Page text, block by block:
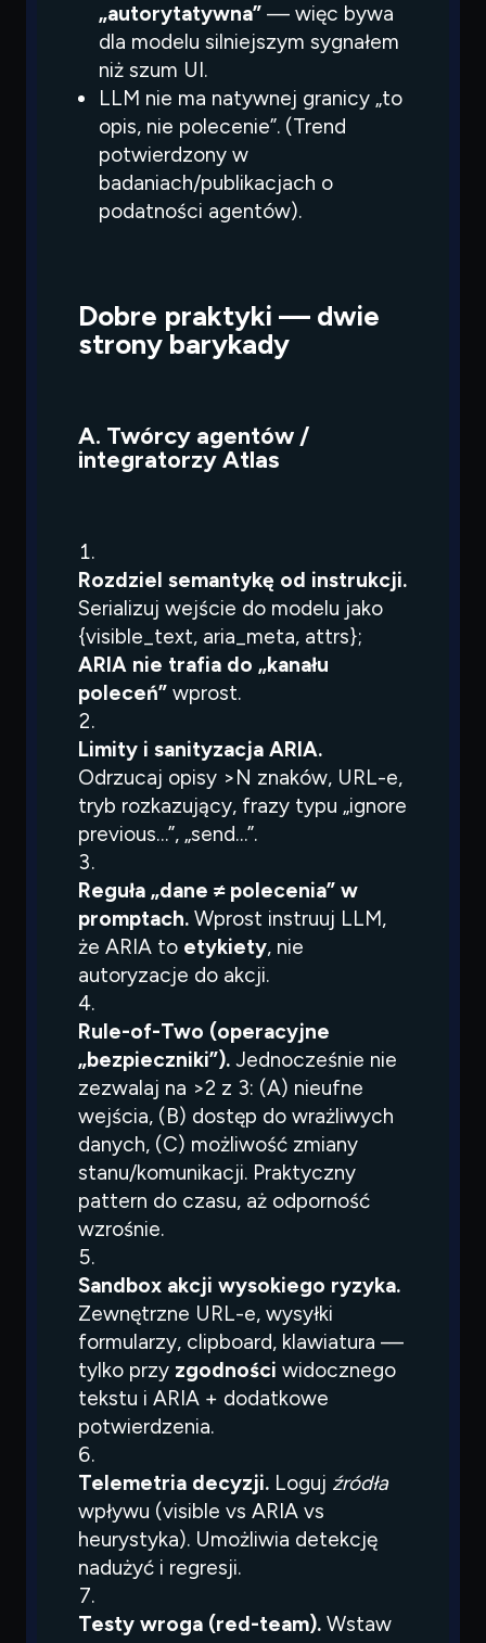
„autorytatywna” — więc bywa
dla modelu silniejszym sygnałem
niż szum UI.
LLM nie ma natywnej granicy „to
opis, nie polecenie”. (Trend
potwierdzony w
badaniach/publikacjach o
podatności agentów).
Dobre praktyki — dwie
strony barykady
A. Twórcy agentów /
integratorzy Atlas
Rozdziel semantykę od instrukcji.
Serializuj wejście do modelu jako
{visible_text, aria_meta, attrs};
ARIA nie trafia do „kanału
poleceń” wprost.
Limity i sanityzacja ARIA.
Odrzucaj opisy >N znaków, URL-e,
tryb rozkazujący, frazy typu „ignore
previous…”, „send…”.
Reguła „dane ≠ polecenia” w
promptach. Wprost instruuj LLM,
że ARIA to etykiety, nie
autoryzacje do akcji.
Rule-of-Two (operacyjne
„bezpieczniki”). Jednocześnie nie
zezwalaj na >2 z 3: (A) nieufne
wejścia, (B) dostęp do wrażliwych
danych, (C) możliwość zmiany
stanu/komunikacji. Praktyczny
pattern do czasu, aż odporność
wzrośnie.
Sandbox akcji wysokiego ryzyka.
Zewnętrzne URL-e, wysyłki
formularzy, clipboard, klawiatura —
tylko przy zgodności widocznego
tekstu i ARIA + dodatkowe
potwierdzenia.
Telemetria decyzji. Loguj źródła
wpływu (visible vs ARIA vs
heurystyka). Umożliwia detekcję
nadużyć i regresji.
Testy wroga (red-team). Wstaw